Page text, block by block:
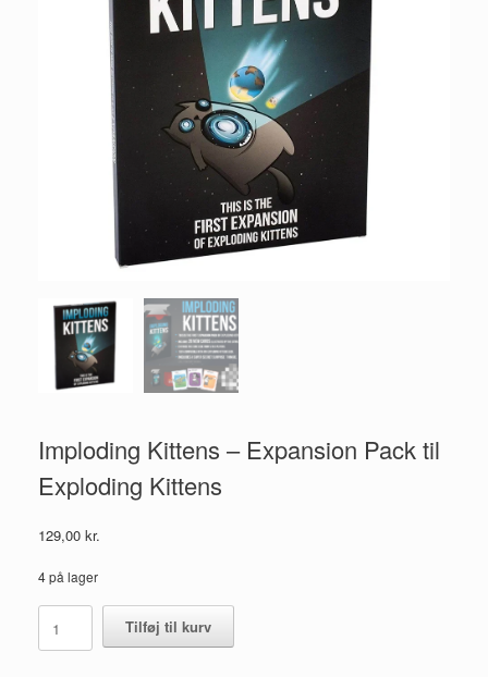
Imploding Kittens – Expansion Pack til
Exploding Kittens
129,00 kr.
4 på lager
Imploding
Kittens
-
Tilføj til kurv